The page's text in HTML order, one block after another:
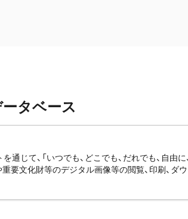
タベース
じて、「いつでも、どこでも、だれでも、自由に、
要文化財等のデジタル画像等の閲覧、印刷、ダ